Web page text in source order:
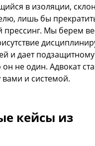
в изоляции,
лишь бы
прессинг. Мы берем
и дает подзащитному
не один. Адвокат
и системой.
кейсы из